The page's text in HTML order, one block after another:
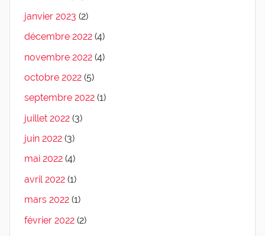
janvier 2023 (2)
décembre 2022 (4)
novembre 2022 (4)
octobre 2022 (5)
septembre 2022 (1)
juillet 2022 (3)
juin 2022 (3)
mai 2022 (4)
avril 2022 (1)
mars 2022 (1)
février 2022 (2)